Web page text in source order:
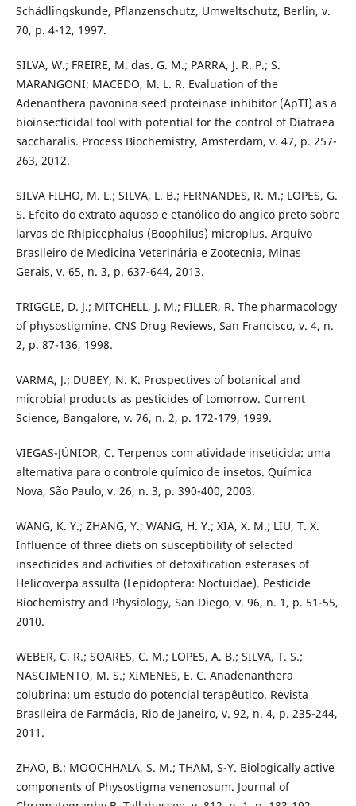
Schädlingskunde, Pflanzenschutz, Umweltschutz, Berlin, v.
70, p. 4-12, 1997.
SILVA, W.; FREIRE, M. das. G. M.; PARRA, J. R. P.; S.
MARANGONI; MACEDO, M. L. R. Evaluation of the
Adenanthera pavonina seed proteinase inhibitor (ApTI) as a
bioinsecticidal tool with potential for the control of Diatraea
saccharalis. Process Biochemistry, Amsterdam, v. 47, p. 257-
263, 2012.
SILVA FILHO, M. L.; SILVA, L. B.; FERNANDES, R. M.; LOPES, G.
S. Efeito do extrato aquoso e etanólico do angico preto sobre
larvas de Rhipicephalus (Boophilus) microplus. Arquivo
Brasileiro de Medicina Veterinária e Zootecnia, Minas
Gerais, v. 65, n. 3, p. 637-644, 2013.
TRIGGLE, D. J.; MITCHELL, J. M.; FILLER, R. The pharmacology
of physostigmine. CNS Drug Reviews, San Francisco, v. 4, n.
2, p. 87-136, 1998.
VARMA, J.; DUBEY, N. K. Prospectives of botanical and
microbial products as pesticides of tomorrow. Current
Science, Bangalore, v. 76, n. 2, p. 172-179, 1999.
VIEGAS-JÚNIOR, C. Terpenos com atividade inseticida: uma
alternativa para o controle químico de insetos. Química
Nova, São Paulo, v. 26, n. 3, p. 390-400, 2003.
WANG, K. Y.; ZHANG, Y.; WANG, H. Y.; XIA, X. M.; LIU, T. X.
Influence of three diets on susceptibility of selected
insecticides and activities of detoxification esterases of
Helicoverpa assulta (Lepidoptera: Noctuidae). Pesticide
Biochemistry and Physiology, San Diego, v. 96, n. 1, p. 51-55,
2010.
WEBER, C. R.; SOARES, C. M.; LOPES, A. B.; SILVA, T. S.;
NASCIMENTO, M. S.; XIMENES, E. C. Anadenanthera
colubrina: um estudo do potencial terapêutico. Revista
Brasileira de Farmácia, Rio de Janeiro, v. 92, n. 4, p. 235-244,
2011.
ZHAO, B.; MOOCHHALA, S. M.; THAM, S-Y. Biologically active
components of Physostigma venenosum. Journal of